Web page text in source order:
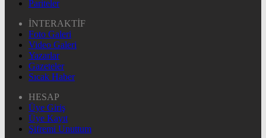
Pariteler
İNTERAKTİF
Foto Galeri
Video Galeri
Yazarlar
Gazeteler
Sıcak Haber
HESAP
Üye Giriş
Üye Kayıt
Şifremi Unuttum